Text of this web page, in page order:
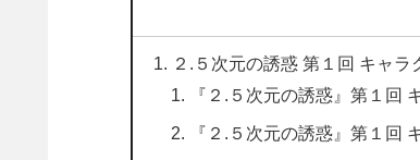
２.５次元の誘惑 第１回 キャ
『２.５次元の誘惑』第１回
『２.５次元の誘惑』第１回